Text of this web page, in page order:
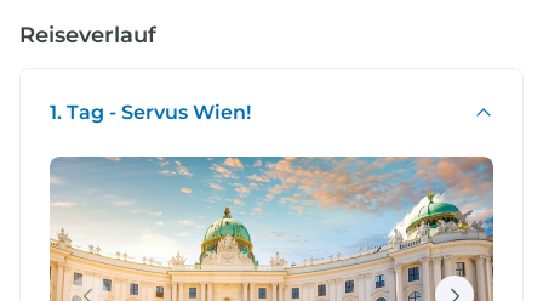
Reiseverlauf
1. Tag - Servus Wien!